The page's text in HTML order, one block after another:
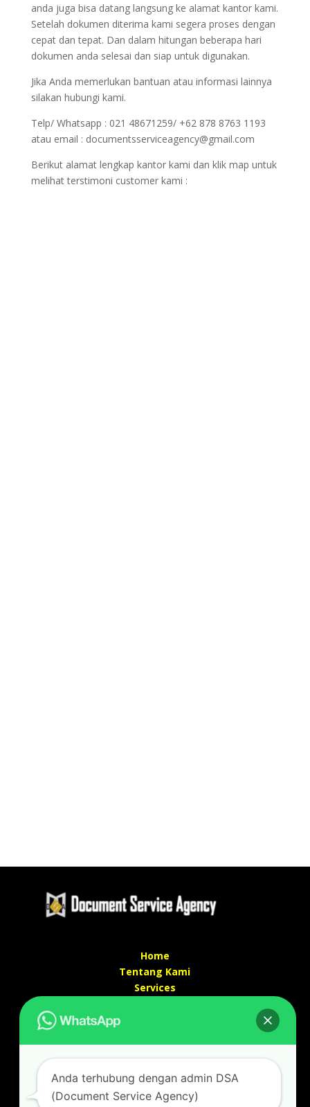
anda juga bisa datang langsung ke alamat kantor kami.
Setelah dokumen diterima kami segera proses dengan
cepat dan tepat. Dan dalam hitungan beberapa hari
dokumen anda selesai dan siap untuk digunakan.
Jika Anda memerlukan bantuan atau informasi lainnya
silakan hubungi kami.
Telp/ Whatsapp : 021 48671259/ +62 878 8763 1193
atau email : documentsserviceagency@gmail.com
Berikut alamat lengkap kantor kami dan klik map untuk
melihat terstimoni customer kami :
Home
Tentang Kami
Services
Alamat kantor :
Jl Swadaya Pam No 6 Rt 006 Rw 007 Jatinegara,
Cakung, Jakarta Timur 13930
(Dekat Mesjid Al Marzukiyah Swadaya Pam)
Anda terhubung dengan admin DSA
(Document Service Agency)